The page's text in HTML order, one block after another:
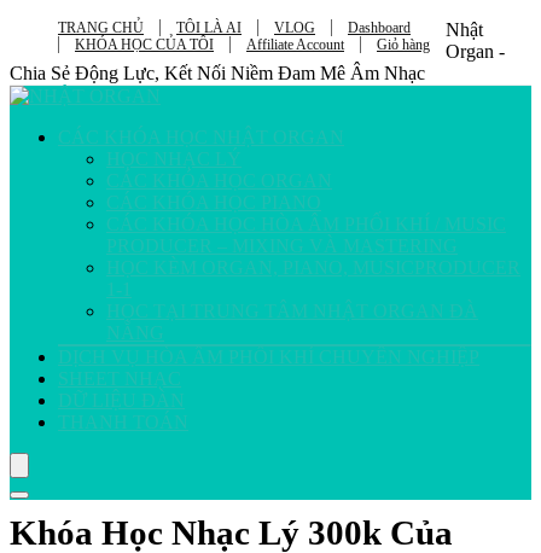
TRANG CHỦ TÔI LÀ AI VLOG
Dashboard
KHÓA HỌC CỦA TÔI
Affiliate Account Giỏ hàng
Nhật
Organ -
Chia Sẻ Động Lực, Kết Nối Niềm Đam Mê Âm Nhạc
CÁC KHÓA HỌC NHẬT ORGAN
HỌC NHẠC LÝ
CÁC KHÓA HỌC ORGAN
CÁC KHÓA HỌC PIANO
CÁC KHÓA HỌC HÒA ÂM PHỐI KHÍ / MUSIC
PRODUCER – MIXING VÀ MASTERING
HỌC KÈM ORGAN, PIANO, MUSICPRODUCER
1-1
HỌC TẠI TRUNG TÂM NHẬT ORGAN ĐÀ
NẴNG
DỊCH VỤ HÒA ÂM PHỐI KHÍ CHUYÊN NGHIỆP
SHEET NHẠC
DỮ LIỆU ĐÀN
THANH TOÁN
Khóa Học Nhạc Lý 300k Của